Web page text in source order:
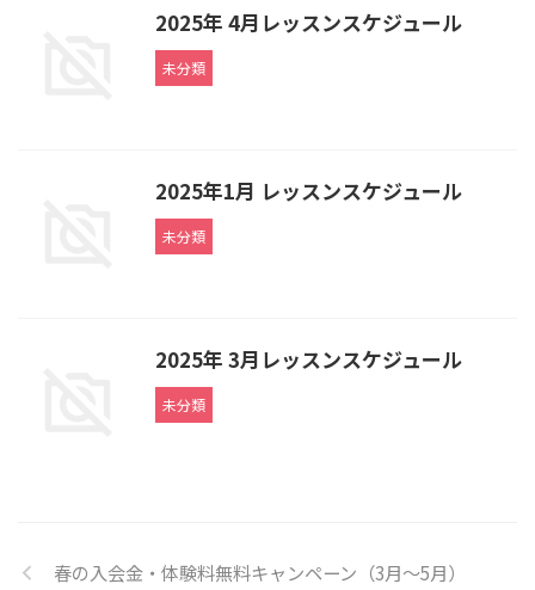
2025年 4月レッスンスケジュール
未分類
2025年1月 レッスンスケジュール
未分類
2025年 3月レッスンスケジュール
未分類
春の入会金・体験料無料キャンペーン（3月～5月）